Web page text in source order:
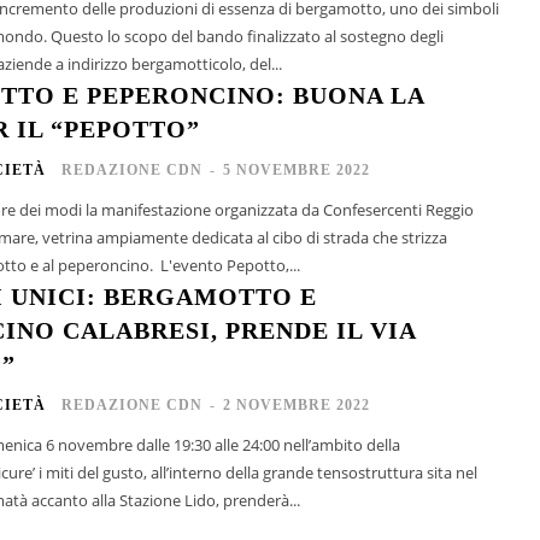
delle produzioni di essenza di bergamotto, uno dei simboli
al sostegno degli
a indirizzo bergamotticolo, del...
E PEPERONCINO: BUONA LA
IL “PEPOTTO”
REDAZIONE CDN - 5 NOVEMBRE 2022
dei modi la manifestazione organizzata da Confesercenti Reggio
vetrina ampiamente dedicata al cibo di strada che strizza
l'occhio al bergamotto e al peperoncino. L'evento Pepotto,...
UNICI: BERGAMOTTO E
CALABRESI, PRENDE IL VIA
REDAZIONE CDN - 2 NOVEMBRE 2022
6 novembre dalle 19:30 alle 24:00 nell’ambito della
i miti del gusto, all’interno della grande tensostruttura sita nel
accanto alla Stazione Lido, prenderà...